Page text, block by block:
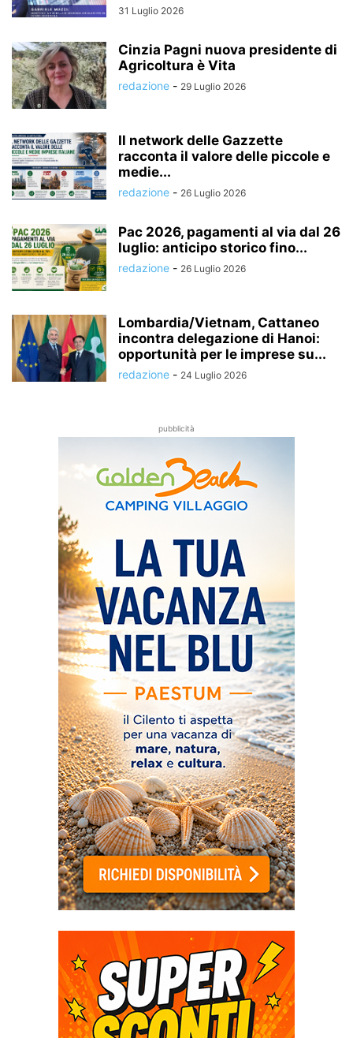
31 Luglio 2026
Cinzia Pagni nuova presidente di
Agricoltura è Vita
redazione - 29 Luglio 2026
Il network delle Gazzette
racconta il valore delle piccole e
medie...
redazione - 26 Luglio 2026
Pac 2026, pagamenti al via dal 26
luglio: anticipo storico fino...
redazione - 26 Luglio 2026
Lombardia/Vietnam, Cattaneo
incontra delegazione di Hanoi:
opportunità per le imprese su...
redazione - 24 Luglio 2026
pubblicità